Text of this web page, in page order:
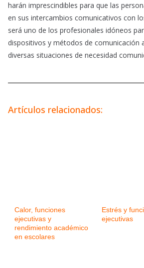
harán imprescindibles para que las
en sus intercambios comunicativos con
será uno de los profesionales idóneos
dispositivos y métodos de comunicación
diversas situaciones de necesidad
Artículos relacionados:
Calor, funciones
ejecutivas y
rendimiento académico
en escolares
Estrés y
ejecutivas